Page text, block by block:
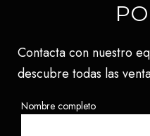
Contacta con nuestro
descubre todas las
Nombre completo